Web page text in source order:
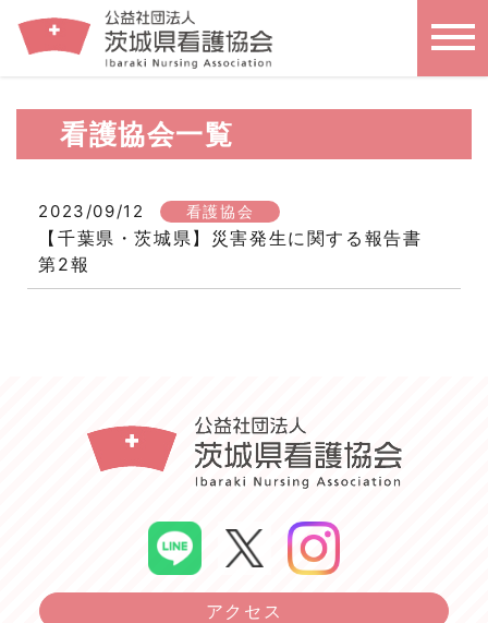
看護協会一覧
2023/09/12 看護協会
【千葉県・茨城県】災害発生に関する報告書
第2報
アクセス